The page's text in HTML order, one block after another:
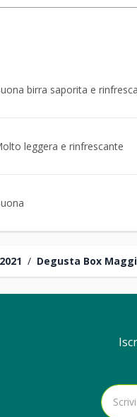
/ Degusta Box
birra saporita e
leggera e rinfrescante